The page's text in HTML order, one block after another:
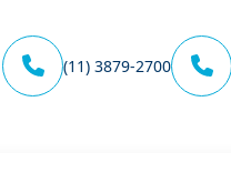
(11) 3879-2700